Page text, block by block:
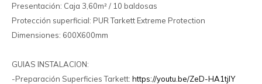
Presentación: Caja 3,60m² / 10 baldosas
Protección superficial: PUR Tarkett Extreme Protection
Dimensiones: 600X600mm
GUIAS INSTALACION:
-Preparación Superficies Tarkett: https://youtu.be/ZeD-HA1tjlY